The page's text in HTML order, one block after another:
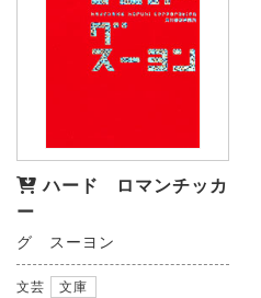
ハード ロマンチッカ
ー
グ スーヨン
文芸 文庫